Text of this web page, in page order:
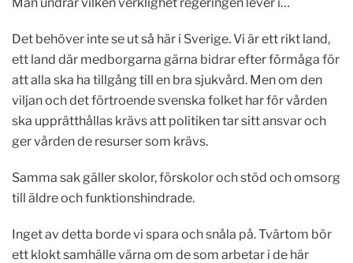
Det behöver inte se ut så här i Sverige. Vi är ett rikt land,
ett land där medborgarna gärna bidrar efter förmåga för
att alla ska ha tillgång till en bra sjukvård. Men om den
viljan och det förtroende svenska folket har för vården
ska upprätthållas krävs att politiken tar sitt ansvar och
ger vården de resurser som krävs.
Samma sak gäller skolor, förskolor och stöd och omsorg
till äldre och funktionshindrade.
Inget av detta borde vi spara och snåla på. Tvärtom bör
ett klokt samhälle värna om de som arbetar i de här